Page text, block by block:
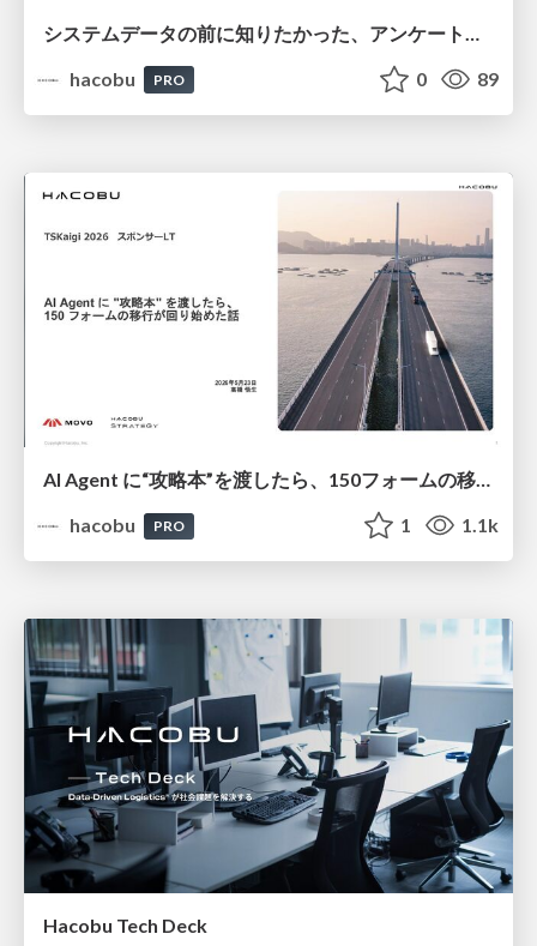
hacobu
PRO 0 89
AI Agent に“攻略本”を渡したら、150フォームの移行が回り始めた話/登壇資料（高橋 悟生）
hacobu
PRO 1 1.1k
Hacobu Tech Deck